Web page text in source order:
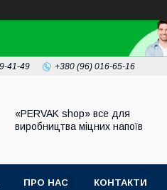
41-49 +380 (96) 016-65-16
«PERVAK shop» все для
виробництва міцних напоїв
ПРО НАС КОНТАКТИ